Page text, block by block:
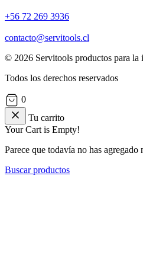
+56 72 269 3936
contacto@servitools.cl
© 2026 Servitools productos para la
Todos los derechos reservados
0
Tu carrito
Your Cart is Empty!
Parece que todavía no has
Buscar productos